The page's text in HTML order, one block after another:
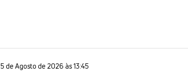
5 de Agosto de 2026 às 13:45